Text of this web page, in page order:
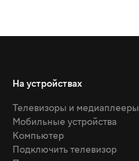
На устройствах
Телевизоры и медиаплееры
Мобильные устройства
Компьютер
Подключить телевизор